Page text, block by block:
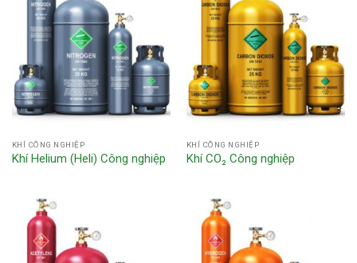
KHÍ CÔNG NGHIỆP
Khí Helium (Heli) Công nghiệp
KHÍ CÔNG NGHIỆP
Khí CO₂ Công nghiệp